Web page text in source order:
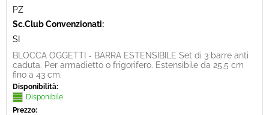
PZ
Sc.Club Convenzionati:
SI
BLOCCA OGGETTI - BARRA ESTENSIBILE Set di 3 barre anti
caduta. Per armadietto o frigorifero. Estensibile da 25,5 cm
fino a 43 cm.
Disponibilità:
Disponibile
Prezzo: